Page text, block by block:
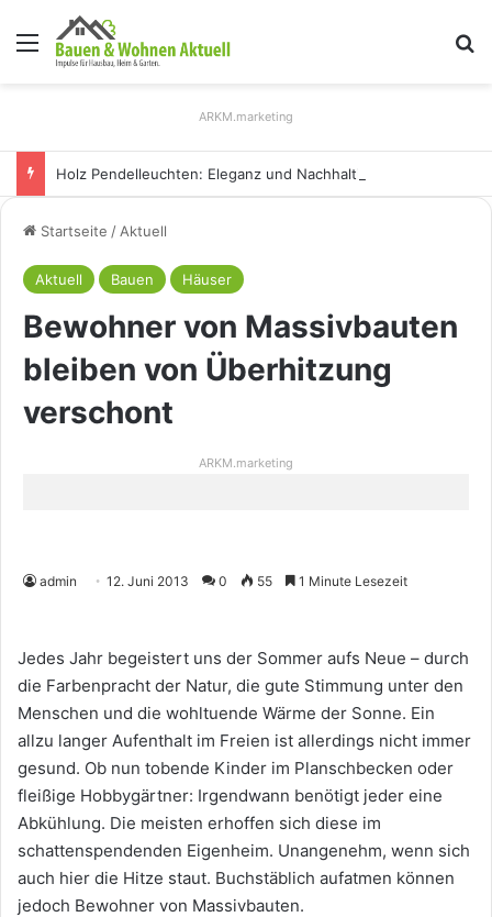
Menü
ARKM.marketing
Startseite / Aktuell
Aktuell Bauen Häuser
Bewohner von Massivbauten
bleiben von Überhitzung
verschont
ARKM.marketing
admin 12. Juni 2013 0 55 1 Minute Lesezeit
Jedes Jahr begeistert uns der Sommer aufs Neue – durch
die Farbenpracht der Natur, die gute Stimmung unter den
Menschen und die wohltuende Wärme der Sonne. Ein
allzu langer Aufenthalt im Freien ist allerdings nicht immer
gesund. Ob nun tobende Kinder im Planschbecken oder
fleißige Hobbygärtner: Irgendwann benötigt jeder eine
Abkühlung. Die meisten erhoffen sich diese im
schattenspendenden Eigenheim. Unangenehm, wenn sich
auch hier die Hitze staut. Buchstäblich aufatmen können
jedoch Bewohner von Massivbauten.